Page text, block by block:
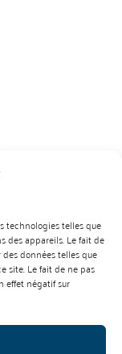
technologies telles que
des appareils. Le fait de
données telles que
site. Le fait de ne pas
effet négatif sur
LOIRE